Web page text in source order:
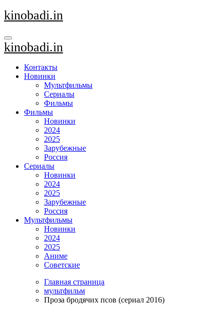
Перейти
к
kinobadi.in
kinobadi.in
Контакты
Новинки
Мультфильмы
Сериалы
Фильмы
Фильмы
Новинки
2024
2025
Зарубежные
Россия
Сериалы
Новинки
2024
2025
Зарубежные
Россия
Мультфильмы
Новинки
2024
2025
Аниме
Советские
Главная страница
мультфильм
Проза бродячих псов (сериал 2016)